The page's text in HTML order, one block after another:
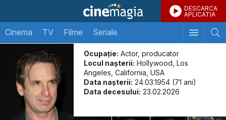
DESCARCA
APLICATIA
Cinema TV Filme Seriale
Ocupație: Actor, producator
Locul naşterii: Hollywood, Los
Angeles, California, USA
Data naşterii: 24.03.1954 (71 ani)
Data decesului: 23.02.2026